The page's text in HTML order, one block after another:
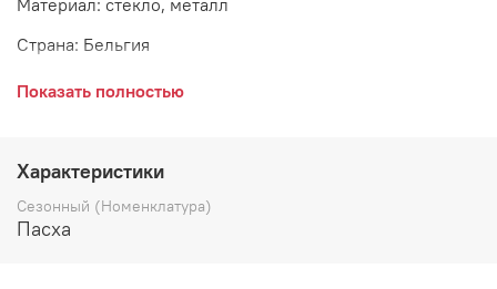
Материал: стекло, металл
Страна: Бельгия
Показать полностью
Характеристики
Сезонный (Номенклатура)
Пасха